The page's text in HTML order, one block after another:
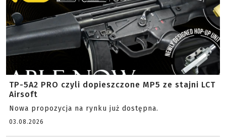
TP-5A2 PRO czyli dopieszczone MP5 ze stajni LCT
Airsoft
Nowa propozycja na rynku już dostępna.
03.08.2026